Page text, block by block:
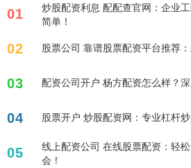
01
炒股配资利息 配配查官网：企业
简单！
02 股票公司 靠谱股票配资平台推荐
03 配资公司开户 杨方配资怎么样？
04 股票开户 炒股配资网：专业杠杆
05
线上配资公司 在线股票配资：轻
会！